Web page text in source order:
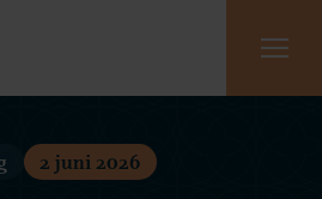
aan
2 juni 2026